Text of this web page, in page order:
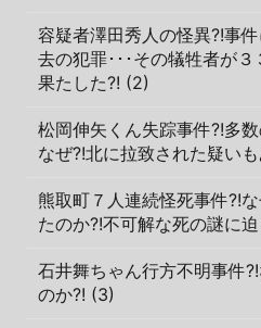
容疑者澤田秀人の怪異?!事
去の犯罪･･･その犠牲者が
果たした?! (2)
松岡伸矢くん失踪事件?!多
なぜ?!北に拉致された疑い
熊取町７人連続怪死事件?!
たのか?!不可解な死の謎に
石井舞ちゃん行方不明事件
のか?! (3)